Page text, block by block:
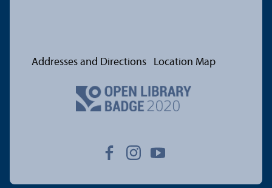
Addresses and Directions Location Map